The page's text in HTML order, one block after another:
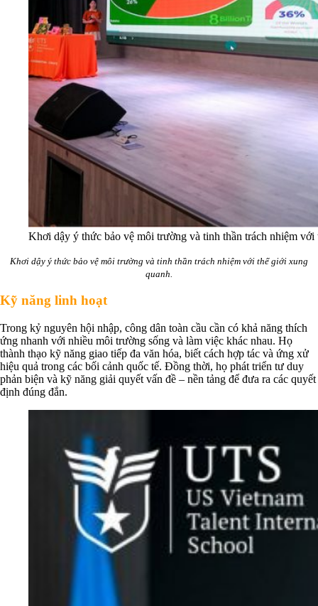
Khơi dậy ý thức bảo vệ môi trường và tinh thần trách nhiệm với
Khơi dậy ý thức bảo vệ môi trường và tinh thần trách nhiệm với thế giới xung
quanh.
Kỹ năng linh hoạt
Trong kỷ nguyên hội nhập, công dân toàn cầu cần có khả năng thích
ứng nhanh với nhiều môi trường sống và làm việc khác nhau. Họ
thành thạo kỹ năng giao tiếp đa văn hóa, biết cách hợp tác và ứng xử
hiệu quả trong các bối cảnh quốc tế. Đồng thời, họ phát triển tư duy
phản biện và kỹ năng giải quyết vấn đề – nền tảng để đưa ra các quyết
định đúng đắn.